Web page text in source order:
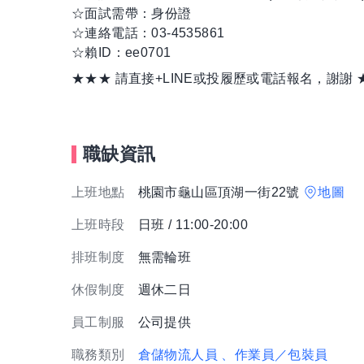
☆面試需帶：身份證
☆連絡電話：03-4535861
☆賴ID：ee0701
★★★ 請直接+LINE或投履歷或電話報名，謝
職缺資訊
上班地點 桃園市龜山區頂湖一街22號 地圖
上班時段 日班 / 11:00-20:00
排班制度 無需輪班
休假制度 週休二日
員工制服 公司提供
職務類別 倉儲物流人員 、作業員／包裝員